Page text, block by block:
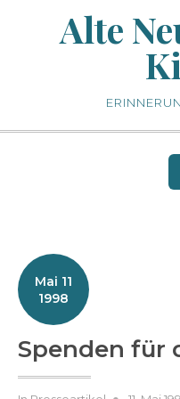
Alte
Mai 11
1998
Spenden für